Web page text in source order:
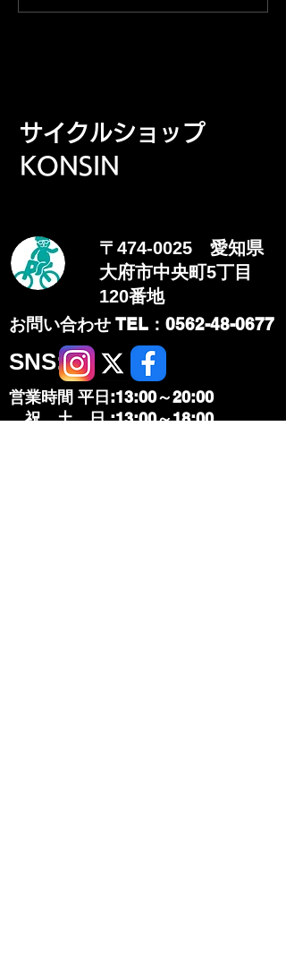
ク
​サイクルショップ
KONSIN
〒474-0025 愛知県
大府市中央町5丁目
120番地
​お問い合わせ TEL：0562-48-0677
​SNS:
営業時間 平日:13:00～20:00
祝、土、日 :13:00～18:00